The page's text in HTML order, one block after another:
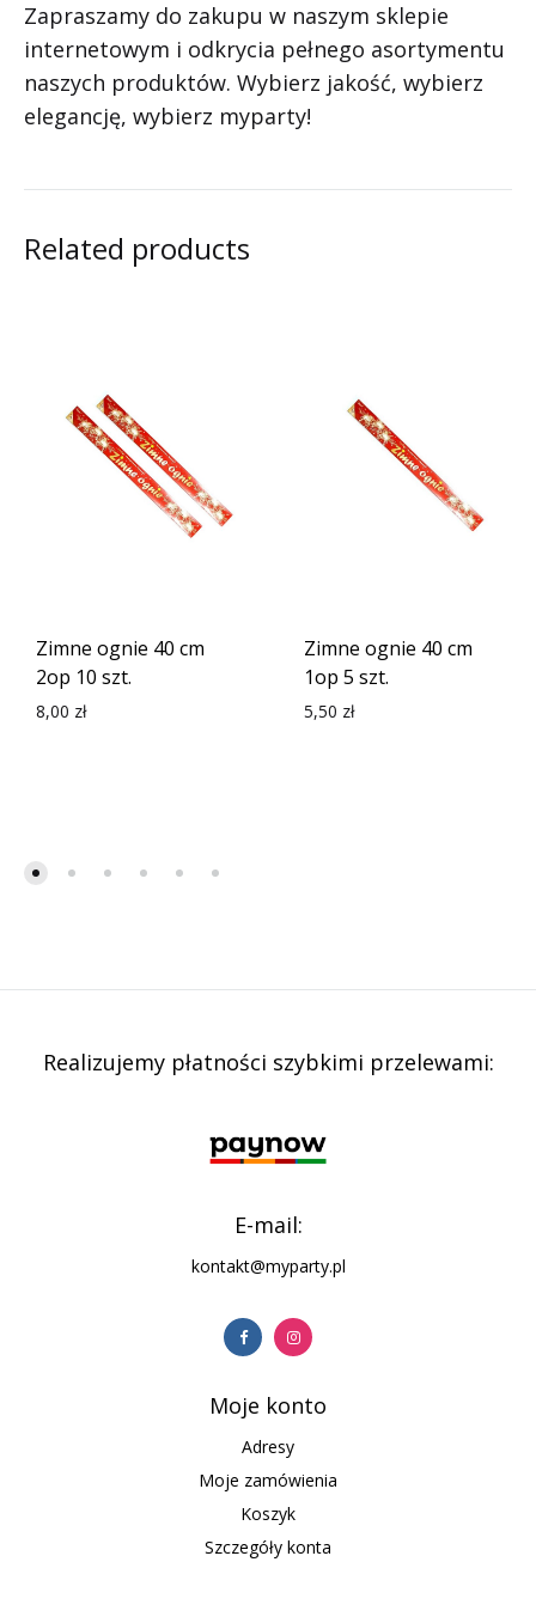
Zapraszamy do zakupu w naszym sklepie
internetowym i odkrycia pełnego asortymentu
naszych produktów. Wybierz jakość, wybierz
elegancję, wybierz myparty!
Related products
Zimne ognie 40 cm
2op 10 szt.
8,00 zł
Zimne ognie 40 cm
1op 5 szt.
5,50 zł
Realizujemy płatności szybkimi przelewami:
E-mail:
kontakt@myparty.pl
Moje konto
Adresy
Moje zamówienia
Koszyk
Szczegóły konta